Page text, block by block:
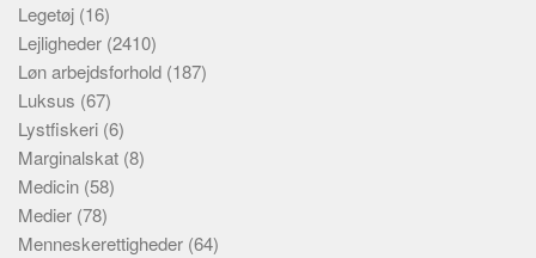
Legetøj (16)
Lejligheder (2410)
Løn arbejdsforhold (187)
Luksus (67)
Lystfiskeri (6)
Marginalskat (8)
Medicin (58)
Medier (78)
Menneskerettigheder (64)